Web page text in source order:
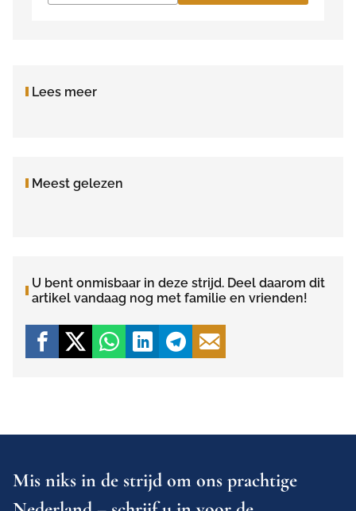
Lees meer
Meest gelezen
U bent onmisbaar in deze strijd. Deel daarom dit
artikel vandaag nog met familie en vrienden!
Mis niks in de strijd om ons prachtige